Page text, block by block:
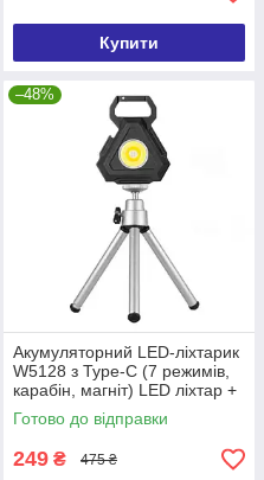
Купити
–48%
Акумуляторний LED-ліхтарик
W5128 з Type-C (7 режимів,
карабін, магніт) LED ліхтар +
штатив
Готово до відправки
249 ₴ 475 ₴